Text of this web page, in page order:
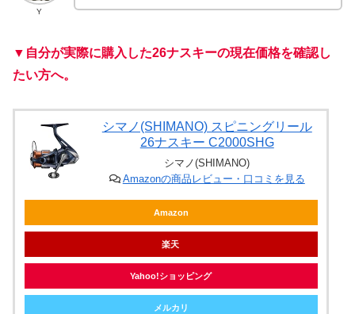
Y
▼自分が実際に購入した26ナスキーの現在価格を確認し
たい方へ。
シマノ(SHIMANO) スピニングリール
26ナスキー C2000SHG
シマノ(SHIMANO)
Amazonの商品レビュー・口コミを見る
Amazon
楽天
Yahoo!ショッピング
メルカリ